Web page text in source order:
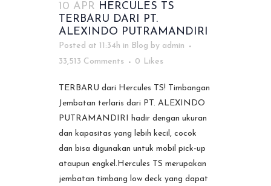
10 APR HERCULES TS
TERBARU DARI PT.
ALEXINDO PUTRAMANDIRI
Posted at 11:34h in Blog by admin
33,513 Comments
0 Likes
TERBARU dari Hercules TS! Timbangan
Jembatan terlaris dari PT. ALEXINDO
PUTRAMANDIRI hadir dengan ukuran
dan kapasitas yang lebih kecil, cocok
dan bisa digunakan untuk mobil pick-up
ataupun engkel.Hercules TS merupakan
jembatan timbang low deck yang dapat